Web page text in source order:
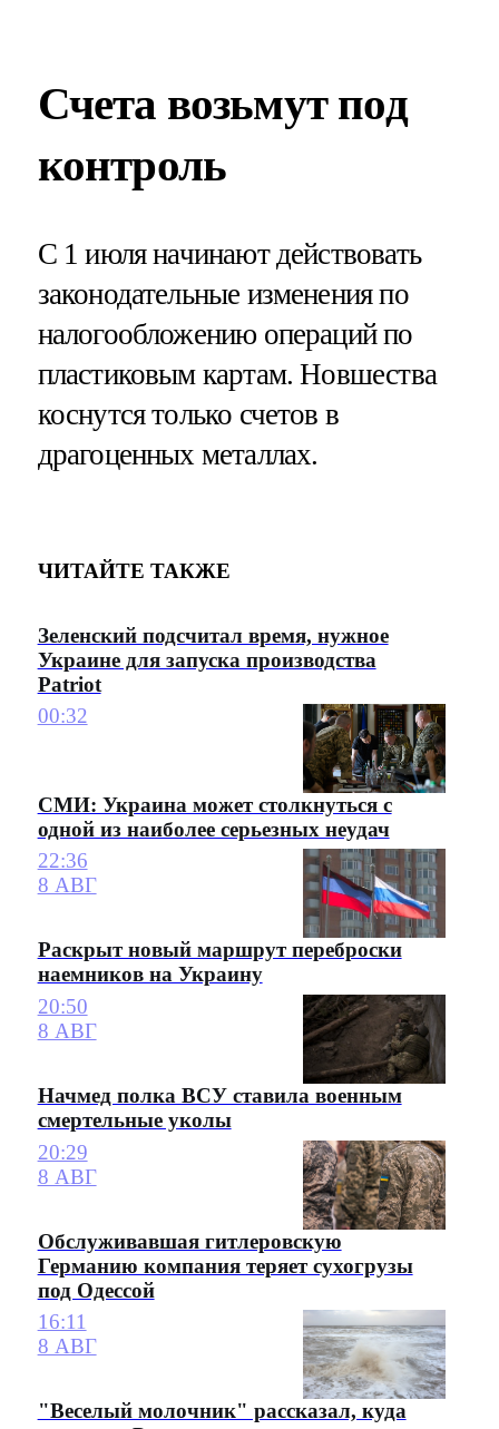
Счета возьмут под
контроль
С 1 июля начинают действовать
законодательные изменения по
налогообложению операций по
пластиковым картам. Новшества
коснутся только счетов в
драгоценных металлах.
ЧИТАЙТЕ ТАКЖЕ
Зеленский подсчитал время, нужное
Украине для запуска производства
Patriot
00:32
СМИ: Украина может столкнуться с
одной из наиболее серьезных неудач
22:36
8 АВГ
Раскрыт новый маршрут переброски
наемников на Украину
20:50
8 АВГ
Начмед полка ВСУ ставила военным
смертельные уколы
20:29
8 АВГ
Обслуживавшая гитлеровскую
Германию компания теряет сухогрузы
под Одессой
16:11
8 АВГ
"Веселый молочник" рассказал, куда